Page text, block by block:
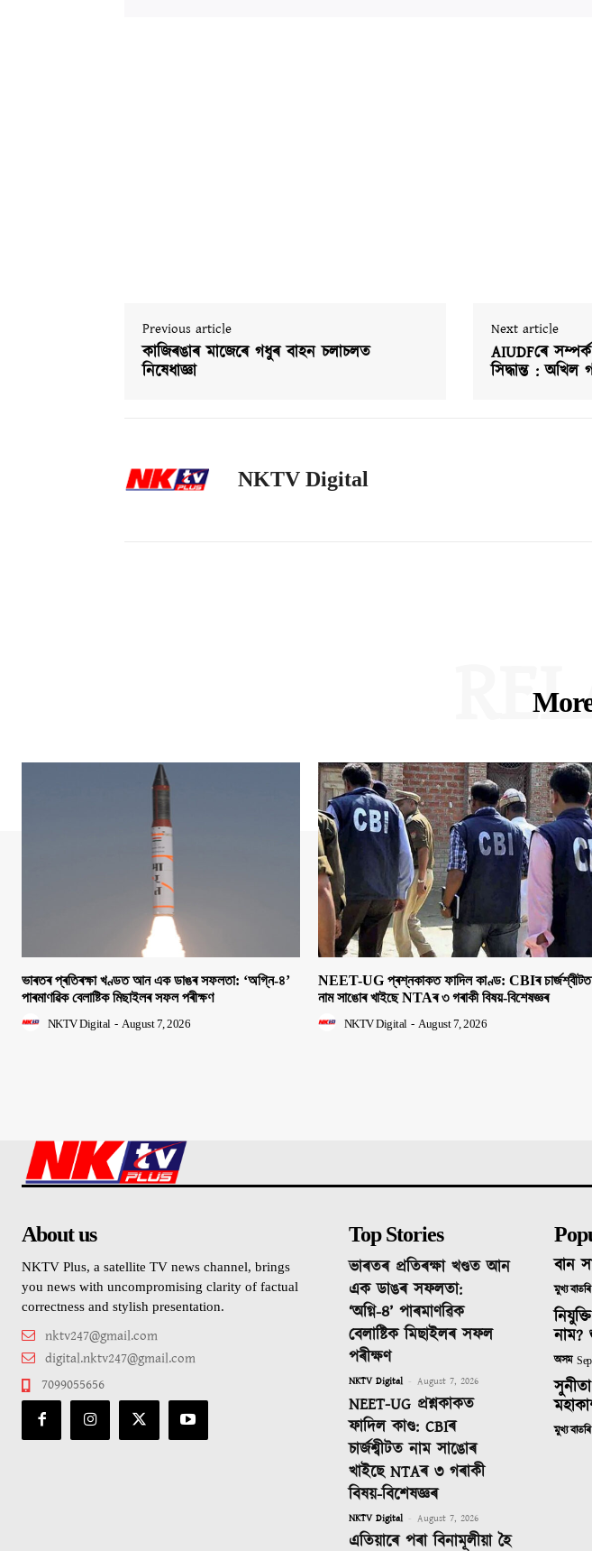
Previous article
কাজিৰঙাৰ মাজেৰে গধুৰ বাহন চলাচলত
নিষেধাজ্ঞা
Next article
AIUDFৰে
সিদ্ধান্ত : অখিল
NKTV Digital
ভাৰতৰ প্ৰতিৰক্ষা খণ্ডত আন এক ডাঙৰ সফলতা: ‘অগ্নি-৪’
পাৰমাণৱিক বেলাষ্টিক মিছাইলৰ সফল পৰীক্ষণ
NKTV Digital - August 7, 2026
NEET-UG প্ৰশ্নকাকত ফাদিল কাণ্ড: CBIৰ চাৰ্জশ্বীটত
নাম সাঙোৰ খাইছে NTAৰ ৩ গৰাকী বিষয়-বিশেষজ্ঞৰ
NKTV Digital - August 7, 2026
About us
NKTV Plus, a satellite TV news channel, brings
you news with uncompromising clarity of factual
correctness and stylish presentation.
nktv247@gmail.com
digital.nktv247@gmail.com
7099055656
Top Stories
ভাৰতৰ প্ৰতিৰক্ষা খণ্ডত আন
এক ডাঙৰ সফলতা:
‘অগ্নি-৪’ পাৰমাণৱিক
বেলাষ্টিক মিছাইলৰ সফল
পৰীক্ষণ
NKTV Digital - August 7, 2026
NEET-UG প্ৰশ্নকাকত
ফাদিল কাণ্ড: CBIৰ
চাৰ্জশ্বীটত নাম সাঙোৰ
খাইছে NTAৰ ৩ গৰাকী
বিষয়-বিশেষজ্ঞৰ
NKTV Digital - August 7, 2026
এতিয়াৰে পৰা বিনামূলীয়া হৈ
বান
মুখ্য বাতৰি
নাম?
অসম
মুখ্য বাতৰি